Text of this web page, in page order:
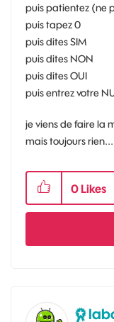
puis patientez (ne
puis tapez 0
puis dites SIM
puis dites NON
puis dites OUI
puis entrez votre
je viens de faire la
mais toujours
0 Likes